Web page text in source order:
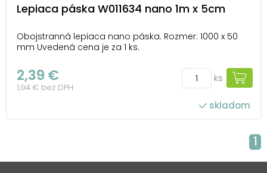
Lepiaca páska W011634 nano 1m x 5cm
Obojstranná lepiaca nano páska. Rozmer: 1000 x 50
mm Uvedená cena je za 1 ks.
2,39 €
1,94 € bez DPH
ks
skladom
1